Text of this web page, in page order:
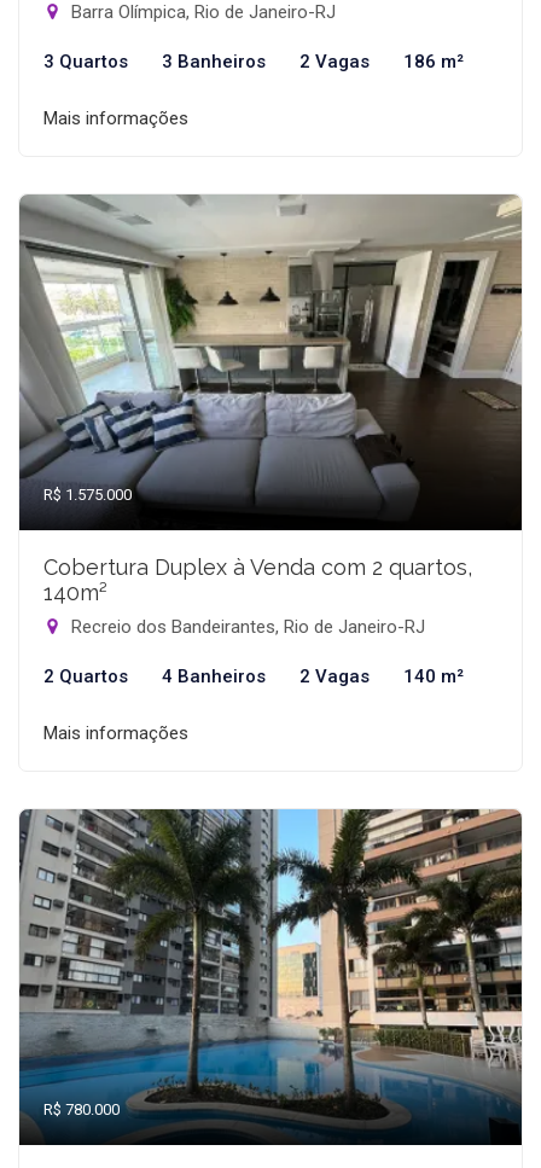
Barra Olímpica, Rio de Janeiro-RJ
3 Quartos 3 Banheiros 2 Vagas 186 m²
Mais informações
R$ 1.575.000
Cobertura Duplex à Venda com 2 quartos,
140m²
Recreio dos Bandeirantes, Rio de Janeiro-RJ
2 Quartos 4 Banheiros 2 Vagas 140 m²
Mais informações
R$ 780.000